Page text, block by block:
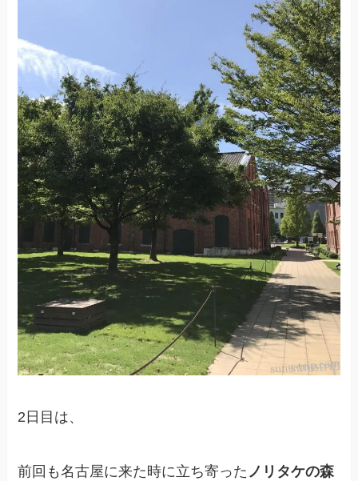
2日目は、
前回も名古屋に来た時に立ち寄った ノリタケの森